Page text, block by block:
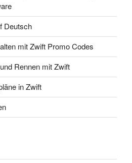
Deutsch
mit Zwift Promo Codes
Rennen mit Zwift
in Zwift